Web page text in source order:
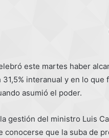
este martes haber
31,5% interanual y en lo
asumió el poder.
gestión del ministro Luis
conocerse que la suba de